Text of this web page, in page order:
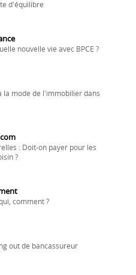
d'équilibre
nouvelle vie avec BPCE ?
la mode de l'immobilier dans
: Doit-on payer pour les
?
comment ?
out de bancassureur